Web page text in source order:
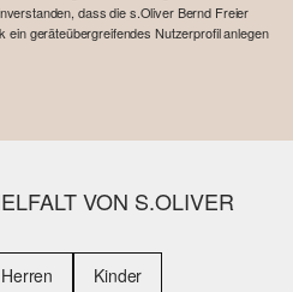
dass die s.Oliver Bernd Freier
ein geräteübergreifendes Nutzerprofil anlegen
VON S.OLIVER
Herren Kinder